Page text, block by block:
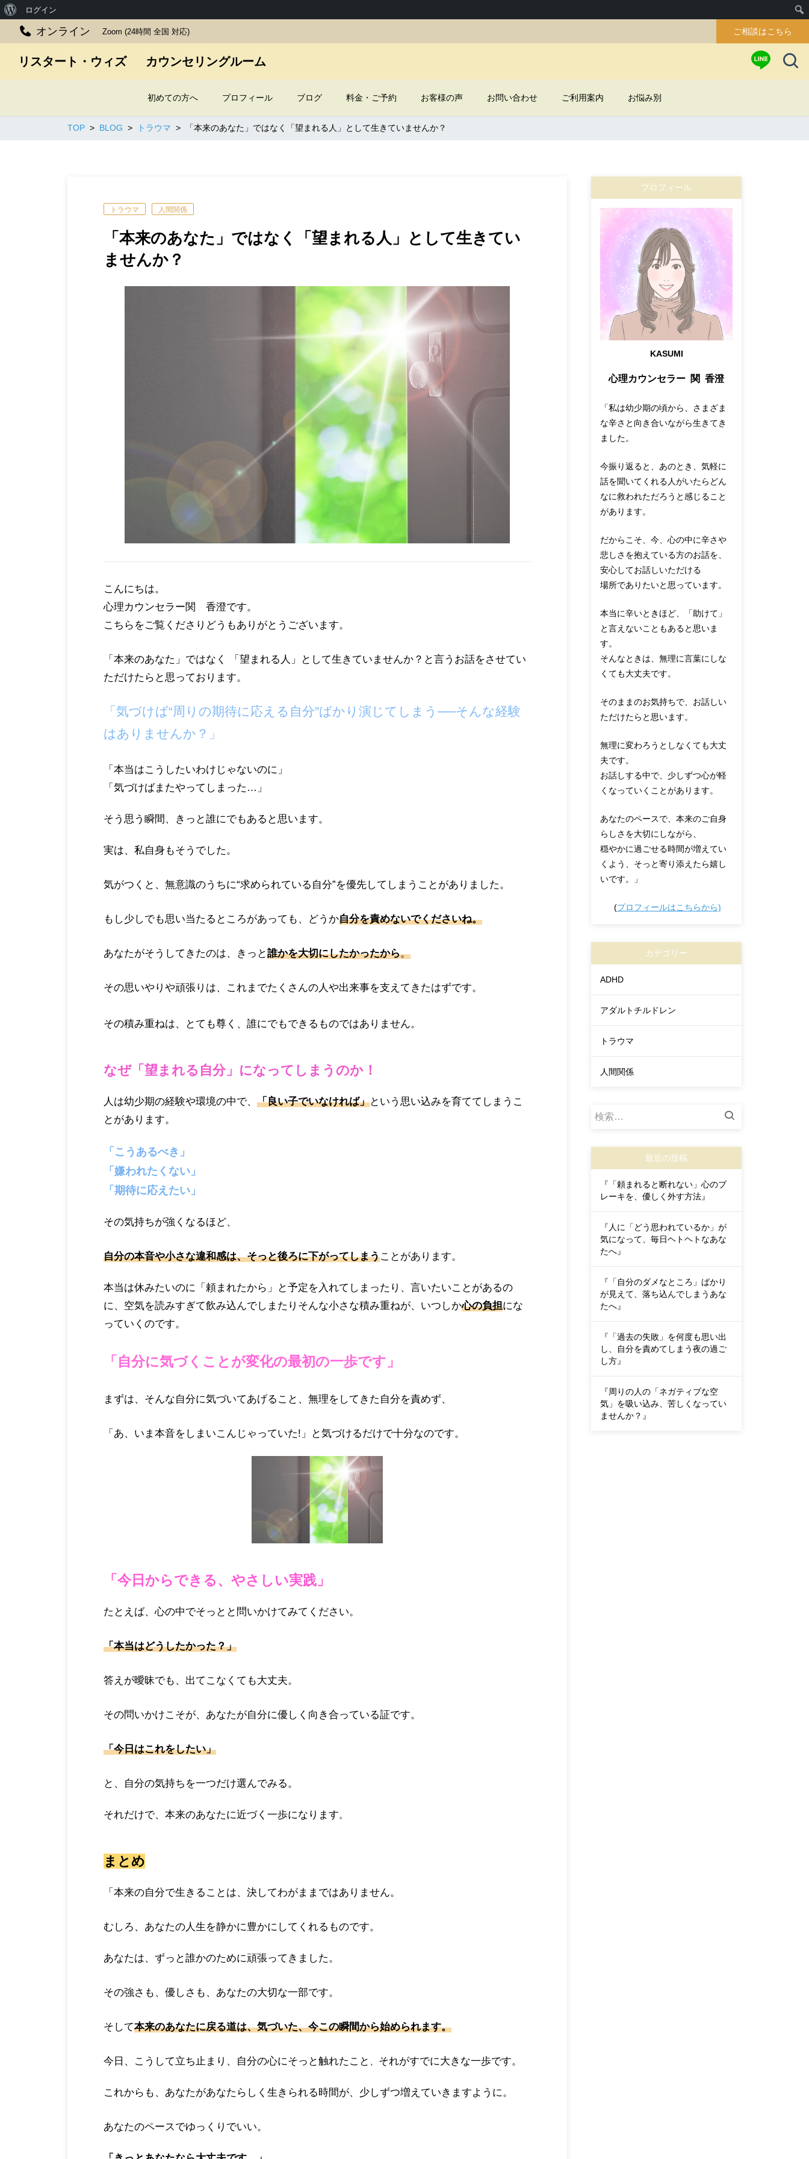
オンライン Zoom (24時間 全国 対応) ご相談はこちら
リスタート・ウィズ カウンセリングルーム
初めての方へ プロフィール ブログ 料金・ご予約 お客様の声 お問い合わせ ご利用案内 お悩み別
TOP BLOG トラウマ 「本来のあなた」ではなく「望まれる人」として生きていませんか？
トラウマ 人間関係
「本来のあなた」ではなく「望まれる人」として生きてい
ませんか？
こんにちは。
心理カウンセラー関 香澄です。
こ ちらをご覧くださりどうもありがとう ございます。
「本来のあなた 」 ではなく 「 望まれる人 」 として生きていませんか？と言う お話をさせてい
ただけたらと思っております。
「気づけば“周りの期待に応える自分”ばかり演じてしまう──そんな経験
はありませんか？」
「本当はこうしたいわけじゃないのに」
「気づけばまたやってしまった…」
そう思う瞬間、きっと誰にでもあると思います。
実は、私自身もそうでした。
気がつくと、無意識のうちに“求められている自分”を優先してしまうことがありました。
もし少しでも思い当たるところがあっても、 どうか自分を責めないでくださいね。
あなたがそうしてきたのは、きっと誰かを大切にしたかったから。
その思いやりや頑張りは、 これまでたくさんの人や出来事を支えてきたはずです。
その積み重ねは、とても尊く、誰にでもできるものではありません。
なぜ「望まれる自分」になってしまうのか！
人は幼少期の経験や環境の中で、 「良い子でいなければ」という思い込みを育ててしまうこ
とがあります。
「こうあるべき」
「嫌われたくない」
「期待に応えたい」
その気持ちが強くなるほど、
自分の本音や小さな違和感は、そっと後ろに下がってしまうことがあります。
本当は休みたいのに「頼まれたから」と予定を入れてしまったり、言いたいことがあるの
に、空気を読みすぎて飲み込んでしまたりそんな小さな積み重ねが、いつしか心の負担にな
っていくのです。
「自分に気づくことが変化の最初の一歩です」
まずは、そんな自分に気づいてあげること、 無理をしてきた自分を責めず、
「あ、いま本音をしまいこんじゃっていた!」と気づけるだけで十分なのです。
「今日からできる、やさしい実践」
たとえば、心の中でそっとと問いかけてみてください。
「本当はどうしたかった？」
答えが曖昧でも、出てこなくても大丈夫。
その問いかけこそが、あなたが自分に優しく向き合っている証です。
「今日はこれをしたい」
と、自分の気持ちを一つだけ選んでみる。
それだけで、本来のあなたに近づく一歩になります。
まとめ
「本来の自分で生きることは、決してわがままではありません。
むしろ、あなたの人生を静かに豊かにしてくれるものです。
あなたは、ずっと誰かのために頑張ってきました。
その強さも、優しさも、あなたの大切な一部です。
そして本来のあなたに戻る道は、気づいた、今この瞬間から始められます。
今日、こうして立ち止まり、自分の心にそっと触れたこと それがすでに大きな一歩です。
これからも、あなたがあなたらしく生きられる時間が、少しずつ増えていきますように。
あなたのペースでゆっくりでいい。
プロフィール
KASUMI
心理カウンセラー 関 香澄
「私は幼少期の頃から、さまざま
な辛さと向き合いながら生きてき
ました。
今振り返ると、あのとき、気軽に
話を聞いてくれる人がいたらどん
なに救われただろうと感じること
があります。
だからこそ、今、心の中に辛さや
悲しさを抱えている方のお話を、
安心してお話しいただける
場所でありたいと思っています。
本当に辛いときほど、「助けて」
と言えないこともあると思いま
す。
そんなときは、無理に言葉にしな
くても大丈夫です。
そのままのお気持ちで、お話しい
ただけたらと思います。
無理に変わろうとしなくても大丈
夫です。
お話しする中で、少しずつ心が軽
くなっていくことがあります。
あなたのペースで、本来のご自身
らしさを大切にしながら、
穏やかに過ごせる時間が増えてい
くよう、そっと寄り添えたら嬉し
いです。」
(プロフィールはこちらから)
カテゴリー
ADHD
アダルトチルドレン
トラウマ
人間関係
検
最近の投稿
『「頼まれると断れない」心のブ
レーキを、優しく外す方法』
『人に「どう思われているか」が
気になって、毎日ヘトヘトなあな
たへ』
『「自分のダメなところ」ばかり
が見えて、落ち込んでしまうあな
たへ』
『「過去の失敗」を何度も思い出
し、自分を責めてしまう夜の過ご
し方』
『周りの人の「ネガティブな空
気」を吸い込み、苦しくなってい
ませんか？』
WordPress
に
い
ログイン